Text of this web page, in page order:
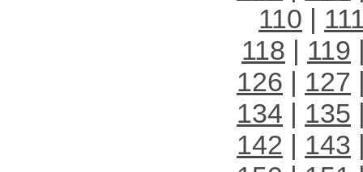
110 |
118 | 119
126 | 127
134 | 135
142 | 143